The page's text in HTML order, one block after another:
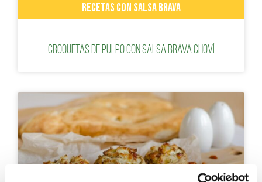
RECETAS CON SALSA BRAVA
Croquetas de pulpo con Salsa Brava Choví